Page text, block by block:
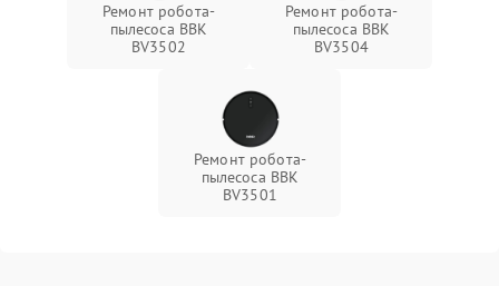
Ремонт робота-
пылесоса BBK
BV3502
Ремонт робота-
пылесоса BBK
BV3504
Ремонт робота-
пылесоса BBK
BV3501